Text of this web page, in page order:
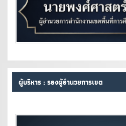
ผู้บริหาร : รองผู้อำนวยการเขต